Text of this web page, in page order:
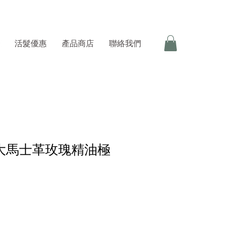
活髮優惠 產品商店 聯絡我們
馬士革玫瑰精油極